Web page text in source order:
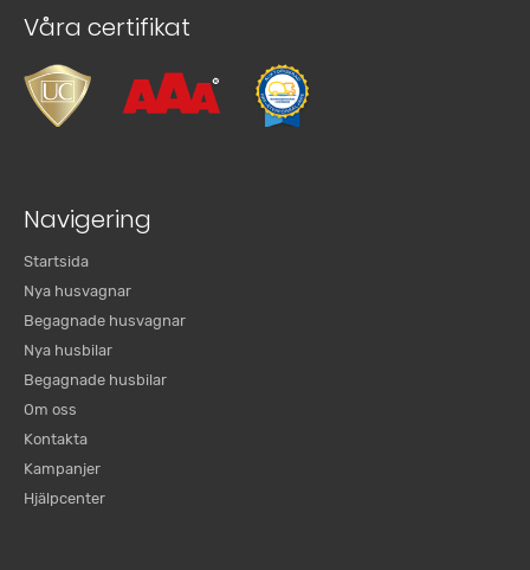
Våra certifikat
Navigering
Startsida
Nya husvagnar
Begagnade husvagnar
Nya husbilar
Begagnade husbilar
Om oss
Kontakta
Kampanjer
Hjälpcenter